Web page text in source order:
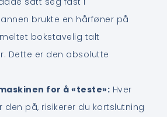
brukte en hårføner på
bokstavelig talt
Dette er den absolutte
for å «teste»: Hver
den på, risikerer du kortslutning